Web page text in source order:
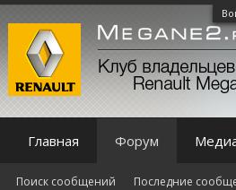
Главная Форум
Поиск сообщений Последние